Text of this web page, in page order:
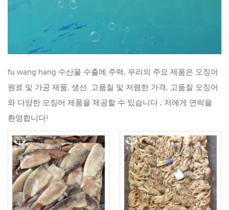
fu wang hang 수산물 수출에 주력, 우리의 주요 제품은 오징어
원료 및 가공 제품, 생선. 고품질 및 저렴한 가격, 고품질 오징어
와 다양한 오징어 제품을 제공할 수 있습니다 , 저에게 연락을
환영합니다!